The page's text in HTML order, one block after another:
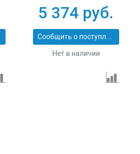
сухой/мокрый рез
Pro Matrix 731103
5 374 руб.
Сообщить о поступлении
Нет в наличии